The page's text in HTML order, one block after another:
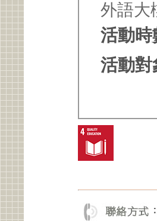
外語大
活動時
活動對